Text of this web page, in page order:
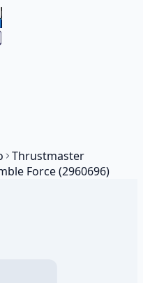
Thrustmaster
Force (2960696)